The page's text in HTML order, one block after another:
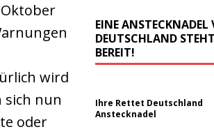
wird
sich nun
oder
EINE ANSTECKNADEL
DEUTSCHLAND
BEREIT!
Ihre Rettet Deutschland
Anstecknadel